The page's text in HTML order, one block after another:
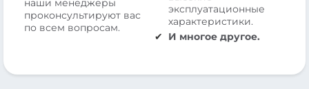
наши менеджеры
проконсультируют вас
по всем вопросам.
эксплуатационные
характеристики.
И многое другое.